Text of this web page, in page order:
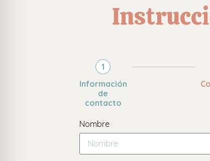
1
Información
de
contacto
Nombre